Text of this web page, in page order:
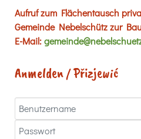
Aufruf zum Flächentausch
Gemeinde Nebelschütz zur
E-Mail:
Anmelden / Přizjewić
Benutzername
Passwort